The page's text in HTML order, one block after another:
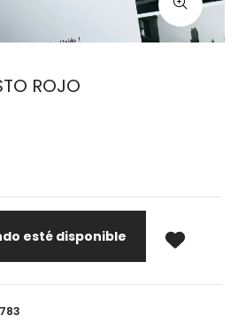
ROJO
esté disponible